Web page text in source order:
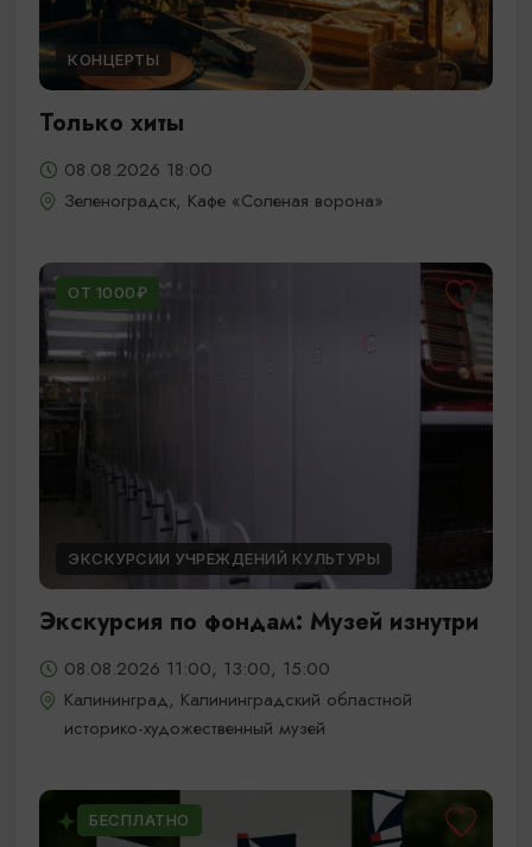
КОНЦЕРТЫ
Только хиты
08.08.2026 18:00
Зеленоградск, Кафе «Соленая ворона»
ОТ 1000₽
ЭКСКУРСИИ УЧРЕЖДЕНИЙ КУЛЬТУРЫ
Экскурсия по фондам: Музей изнутри
08.08.2026 11:00, 13:00, 15:00
Калининград, Калининградский областной
историко-художественный музей
БЕСПЛАТНО